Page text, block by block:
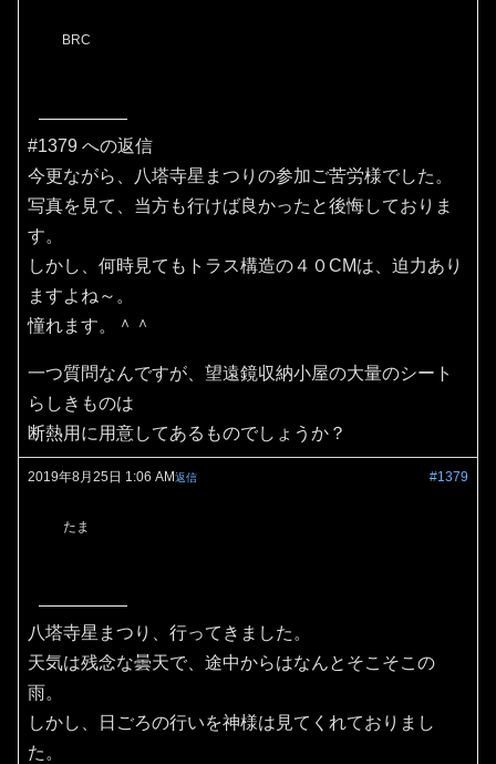
BRC
#1379 への返信
今更ながら、八塔寺星まつりの参加ご苦労様でした。
写真を見て、当方も行けば良かったと後悔しておりま
す。
しかし、何時見てもトラス構造の４０CMは、迫力あり
ますよね～。
憧れます。＾＾
一つ質問なんですが、望遠鏡収納小屋の大量のシート
らしきものは
断熱用に用意してあるものでしょうか？
2019年8月25日 1:06 AM #1379
返信
たま
八塔寺星まつり、行ってきました。
天気は残念な曇天で、途中からはなんとそこそこの
雨。
しかし、日ごろの行いを神様は見てくれておりまし
た。